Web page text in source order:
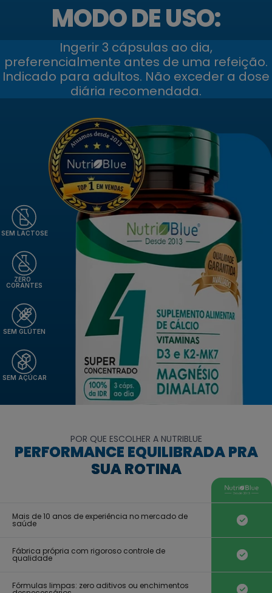
MODO DE USO:
Ingerir 3 cápsulas ao dia,
preferencialmente antes de uma refeição.
Indicado para adultos. Não exceder a dose
diária recomendada.
SEM LACTOSE
ZERO
CORANTES
SEM GLÚTEN
SEM AÇÚCAR
POR QUE ESCOLHER A NUTRIBLUE
PERFORMANCE EQUILIBRADA PRA
SUA ROTINA
Mais de 10 anos de experiência no mercado de
saúde
Fábrica própria com rigoroso controle de
qualidade
Fórmulas limpas: zero aditivos ou enchimentos